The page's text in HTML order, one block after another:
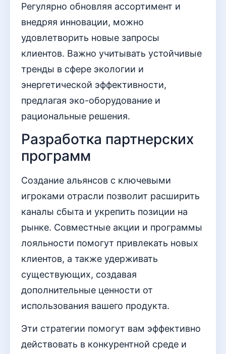
Регулярно обновляя ассортимент и
внедряя инновации, можно
удовлетворить новые запросы
клиентов. Важно учитывать устойчивые
тренды в сфере экологии и
энергетической эффективности,
предлагая эко-оборудование и
рациональные решения.
Разработка партнерских
программ
Создание альянсов с ключевыми
игроками отрасли позволит расширить
каналы сбыта и укрепить позиции на
рынке. Совместные акции и программы
лояльности помогут привлекать новых
клиентов, а также удерживать
существующих, создавая
дополнительные ценности от
использования вашего продукта.
Эти стратегии помогут вам эффективно
действовать в конкурентной среде и